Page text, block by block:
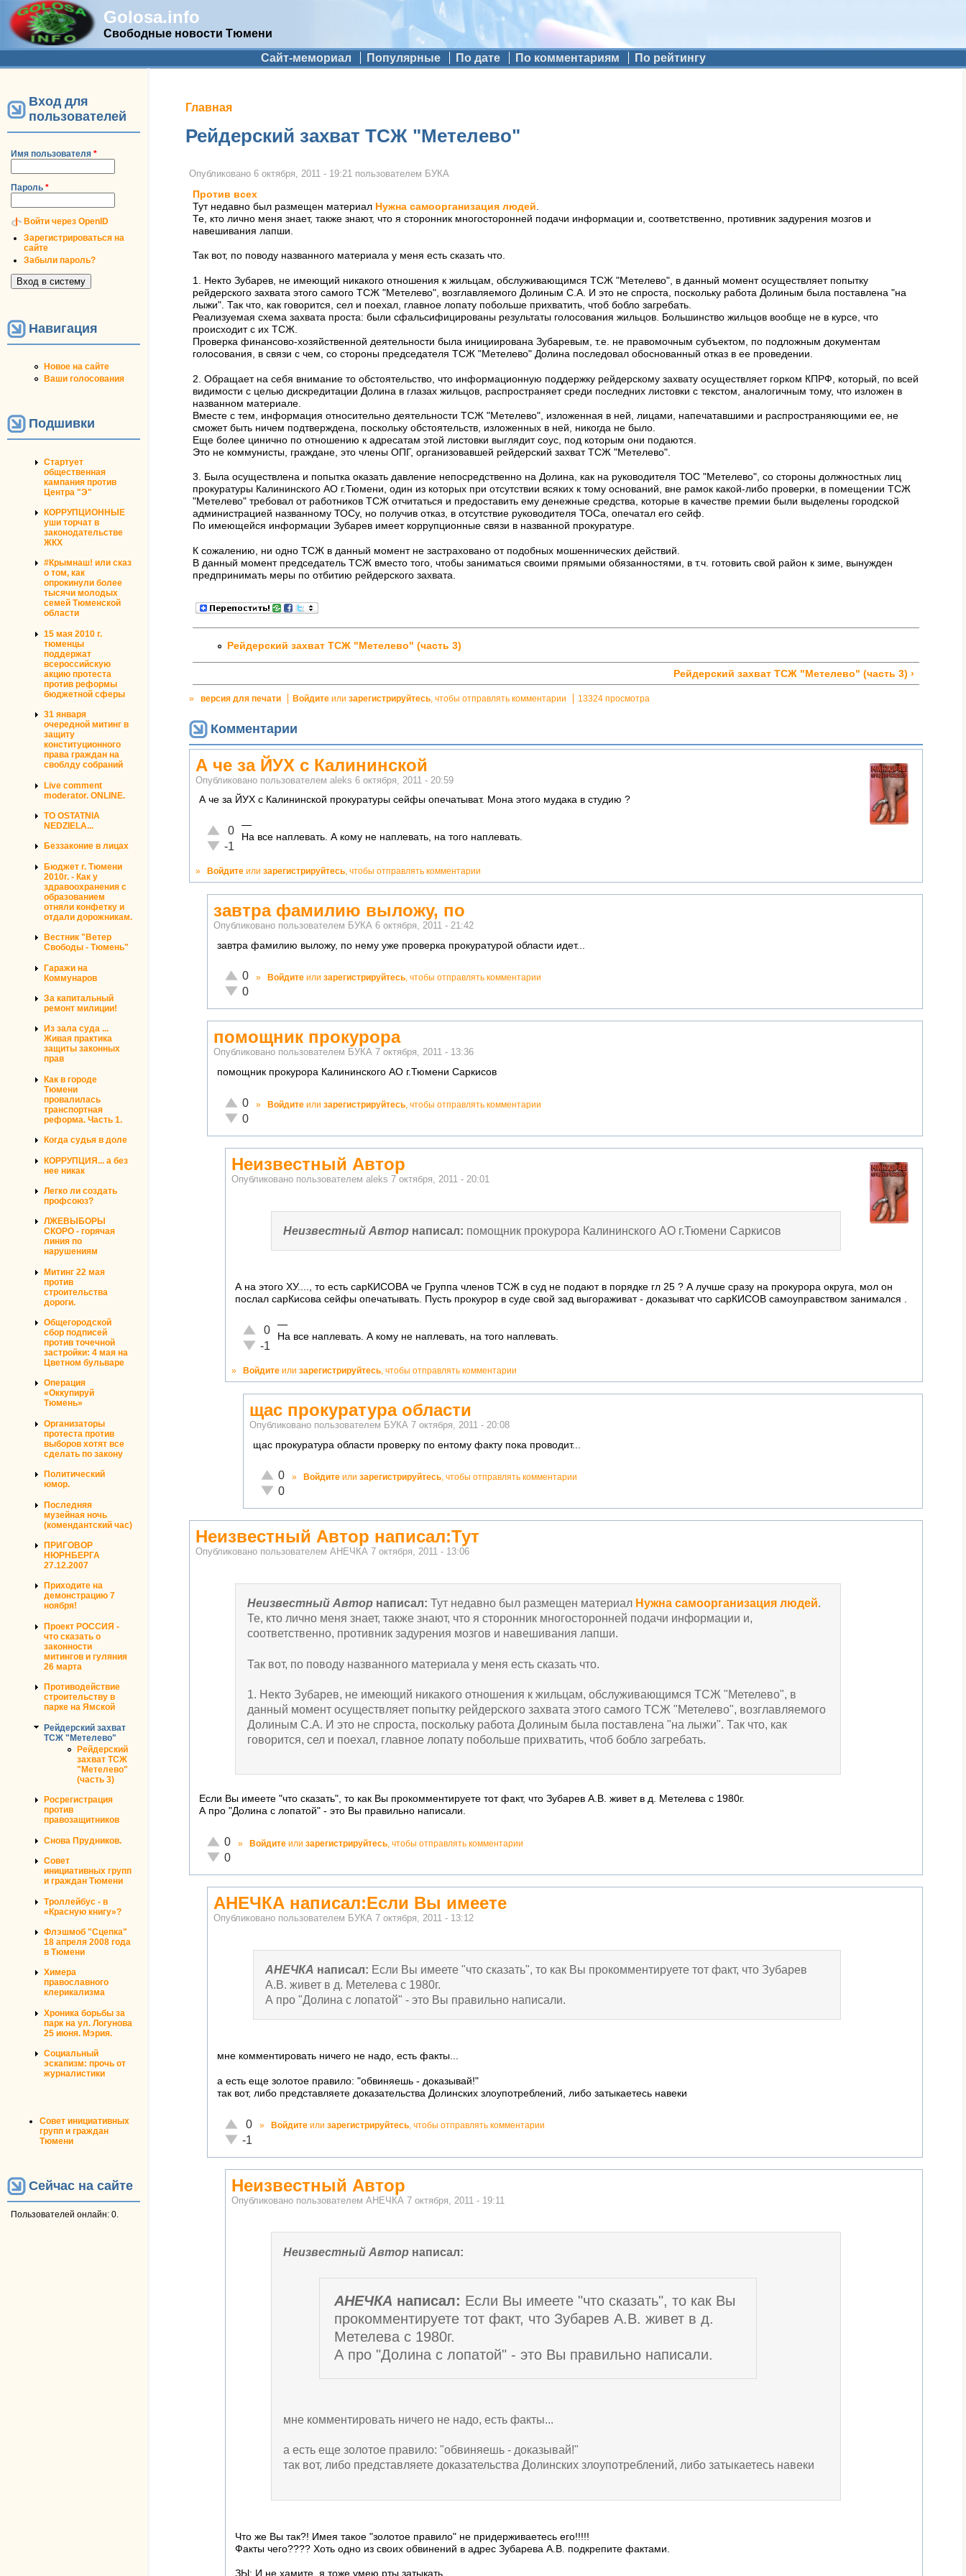
Golosa.info
Свободные новости Тюмени
Дополнительное меню Сайт-мемориал Популярные По дате По комментариям По рейтингу
Вход для
пользователей
Имя пользователя *
Пароль *
Войти через OpenID
Зарегистрироваться на
сайте
Забыли пароль?
Навигация
Новое на сайте
Ваши голосования
Подшивки
Стартует
общественная
кампания против
Центра "Э"
КОРРУПЦИОННЫЕ
уши торчат в
законодательстве
ЖКХ
#Крымнаш! или сказ
о том, как
опрокинули более
тысячи молодых
семей Тюменской
области
15 мая 2010 г.
тюменцы
поддержат
всероссийскую
акцию протеста
против реформы
бюджетной сферы
31 января
очередной митинг в
защиту
конституционного
права граждан на
своблду собраний
Live comment
moderator. ONLINE.
TO OSTATNIA
NEDZIELA...
Беззаконие в лицах
Бюджет г. Тюмени
2010г. - Как у
здравоохранения с
образованием
отняли конфетку и
отдали дорожникам.
Вестник "Ветер
Свободы - Тюмень"
Гаражи на
Коммунаров
За капитальный
ремонт милиции!
Из зала суда ...
Живая практика
защиты законных
прав
Как в городе
Тюмени
провалилась
транспортная
реформа. Часть 1.
Когда судья в доле
КОРРУПЦИЯ... а без
нее никак
Легко ли создать
профсоюз?
ЛЖЕВЫБОРЫ
СКОРО - горячая
линия по
нарушениям
Митинг 22 мая
против
строительства
дороги.
Общегородской
сбор подписей
против точечной
застройки: 4 мая на
Цветном бульваре
Операция
«Оккупируй
Тюмень»
Организаторы
протеста против
выборов хотят все
сделать по закону
Политический
юмор.
Последняя
музейная ночь
(комендантский час)
ПРИГОВОР
НЮРНБЕРГА
27.12.2007
Приходите на
демонстрацию 7
ноября!
Проект РОССИЯ -
что сказать о
законности
митингов и гуляния
26 марта
Противодействие
строительству в
парке на Ямской
Рейдерский захват
ТСЖ "Метелево"
Рейдерский
захват ТСЖ
"Метелево"
(часть 3)
Росрегистрация
против
правозащитников
Снова Прудников.
Совет
инициативных групп
и граждан Тюмени
Троллейбус - в
«Красную книгу»?
Флэшмоб "Сцепка"
18 апреля 2008 года
в Тюмени
Химера
православного
клерикализма
Хроника борьбы за
парк на ул. Логунова
25 июня. Мэрия.
Социальный
эскапизм: прочь от
журналистики
Совет инициативных
групп и граждан
Тюмени
Сейчас на сайте
Пользователей онлайн: 0.
Вы здесь
Главная
Рейдерский захват ТСЖ "Метелево"
Опубликовано 6 октября, 2011 - 19:21 пользователем БУКА
Против всех
Тут недавно был размещен материал Нужна самоорганизация людей
Те, кто лично меня знает, также знают, что я сторонник многосторонней подачи информации и, соответственно, противник задурения мозгов и
навешивания лапши.
Так вот, по поводу названного материала у меня есть сказать что.
1. Некто Зубарев, не имеющий никакого отношения к жильцам, обслуживающимся ТСЖ "Метелево", в данный момент осуществляет попытку
рейдерского захвата этого самого ТСЖ "Метелево", возглавляемого Долиным С.А. И это не спроста, поскольку работа Долиным была поставлена "на
лыжи". Так что, как говорится, сел и поехал, главное лопату побольше прихватить, чтоб бобло загребать.
Реализуемая схема захвата проста: были сфальсифицированы результаты голосования жильцов. Большинство жильцов вообще не в курсе, что
происходит с их ТСЖ.
Проверка финансово-хозяйственной деятельности была инициирована Зубаревым, т.е. не правомочным субъектом, по подложным документам
голосования, в связи с чем, со стороны председателя ТСЖ "Метелево" Долина последовал обоснованный отказ в ее проведении.
2. Обращает на себя внимание то обстоятельство, что информационную поддержку рейдерскому захвату осуществляет горком КПРФ, который, по всей
видимости с целью дискредитации Долина в глазах жильцов, распространяет среди последних листовки с текстом, аналогичным тому, что изложен в
названном материале.
Вместе с тем, информация относительно деятельности ТСЖ "Метелево", изложенная в ней, лицами, напечатавшими и распространяющими ее, не
сможет быть ничем подтверждена, поскольку обстоятельств, изложенных в ней, никогда не было.
Еще более цинично по отношению к адресатам этой листовки выглядит соус, под которым они подаются.
Это не коммунисты, граждане, это члены ОПГ, организовавшей рейдерский захват ТСЖ "Метелево".
3. Была осуществлена и попытка оказать давление непосредственно на Долина, как на руководителя ТОС "Метелево", со стороны должностных лиц
прокуратуры Калининского АО г.Тюмени, один из которых при отсутствии всяких к тому оснований, вне рамок какой-либо проверки, в помещении ТСЖ
"Метелево" требовал от работников ТСЖ отчитаться и предоставить ему денежные средства, которые в качестве премии были выделены городской
администрацией названному ТОСу, но получив отказ, в отсутствие руководителя ТОСа, опечатал его сейф.
По имеющейся информации Зубарев имеет коррупционные связи в названной прокуратуре.
К сожалению, ни одно ТСЖ в данный момент не застраховано от подобных мошеннических действий.
В данный момент председатель ТСЖ вместо того, чтобы заниматься своими прямыми обязанностями, в т.ч. готовить свой район к зиме, вынужден
предпринимать меры по отбитию рейдерского захвата.
Рейдерский захват ТСЖ "Метелево" (часть 3)
Рейдерский захват ТСЖ "Метелево" (часть 3) ›
» версия для печати Войдите или зарегистрируйтесь, чтобы отправлять комментарии 13324 просмотра
Комментарии
А че за ЙУХ с Калининской
Опубликовано пользователем aleks 6 октября, 2011 - 20:59
А че за ЙУХ с Калининской прокуратуры сейфы опечатыват. Мона этого мудака в студию ?
Отлично!
0
Неадекватно!
-1
—
На все наплевать. А кому не наплевать, на того наплевать.
» Войдите или зарегистрируйтесь, чтобы отправлять комментарии
завтра фамилию выложу, по
Опубликовано пользователем БУКА 6 октября, 2011 - 21:42
завтра фамилию выложу, по нему уже проверка прокуратурой области идет...
Отлично!
0
Неадекватно!
0
» Войдите или зарегистрируйтесь, чтобы отправлять комментарии
помощник прокурора
Опубликовано пользователем БУКА 7 октября, 2011 - 13:36
помощник прокурора Калининского АО г.Тюмени Саркисов
Отлично!
0
Неадекватно!
0
» Войдите или зарегистрируйтесь , чтобы отправлять комментарии
Неизвестный Автор
Опубликовано пользователем aleks 7 октября, 2011 - 20:01
Неизвестный Автор написал: помощник прокурора Калининского АО г.Тюмени Саркисов
А на этого ХУ...., то есть сарКИСОВА че Группа членов ТСЖ в суд не подают в порядке гл 25 ? А лучше сразу на прокурора округа, мол он
послал сарКисова сейфы опечатывать. Пусть прокурор в суде свой зад выгораживат - доказыват что сарКИСОВ самоуправством занимался .
Отлично!
0
Неадекватно!
-1
—
На все наплевать. А кому не наплевать, на того наплевать.
» Войдите или зарегистрируйтесь , чтобы отправлять комментарии
щас прокуратура области
Опубликовано пользователем БУКА 7 октября, 2011 - 20:08
щас прокуратура области проверку по ентому факту пока проводит...
Отлично!
0
Неадекватно!
0
» Войдите или зарегистрируйтесь, чтобы отправлять комментарии
Неизвестный Автор написал:Тут
Опубликовано пользователем АНЕЧКА 7 октября, 2011 - 13:06
Неизвестный Автор написал:Тут недавно был размещен материал Нужна самоорганизация людей.
Те, кто лично меня знает, также знают, что я сторонник многосторонней подачи информации и,
соответственно, противник задурения мозгов и навешивания лапши.
Так вот, по поводу названного материала у меня есть сказать что.
1. Некто Зубарев, не имеющий никакого отношения к жильцам, обслуживающимся ТСЖ "Метелево", в
данный момент осуществляет попытку рейдерского захвата этого самого ТСЖ "Метелево", возглавляемого
Долиным С.А. И это не спроста, поскольку работа Долиным была поставлена "на лыжи". Так что, как
говорится, сел и поехал, главное лопату побольше прихватить, чтоб бобло загребать.
Если Вы имеете "что сказать", то как Вы прокомментируете тот факт, что Зубарев А.В. живет в д. Метелева с 1980г.
А про "Долина с лопатой" - это Вы правильно написали.
Отлично!
0
Неадекватно!
0
» Войдите или зарегистрируйтесь , чтобы отправлять комментарии
АНЕЧКА написал:Если Вы имеете
Опубликовано пользователем БУКА 7 октября, 2011 - 13:12
АНЕЧКА написал: Если Вы имеете "что сказать", то как Вы прокомментируете тот факт, что Зубарев
А.В. живет в д. Метелева с 1980г.
А про "Долина с лопатой" - это Вы правильно написали.
мне комментировать ничего не надо, есть факты...
а есть еще золотое правило: "обвиняешь - доказывай!"
так вот, либо представляете доказательства Долинских злоупотреблений, либо затыкаетесь навеки
Отлично!
0
Неадекватно!
-1
» Войдите или зарегистрируйтесь, чтобы отправлять комментарии
Неизвестный Автор
Опубликовано пользователем АНЕЧКА 7 октября, 2011 - 19:11
Неизвестный Автор написал:
АНЕЧКА написал: Если Вы имеете "что сказать", то как Вы
прокомментируете тот факт, что Зубарев А.В. живет в д.
Метелева с 1980г.
А про "Долина с лопатой" - это Вы правильно написали.
мне комментировать ничего не надо, есть факты...
а есть еще золотое правило: "обвиняешь - доказывай!"
так вот, либо представляете доказательства Долинских злоупотреблений, либо затыкаетесь навеки
Что же Вы так?! Имея такое "золотое правило" не придерживаетесь его!!!!!
Факты чего???? Хоть одно из своих обвинений в адрес Зубарева А.В. подкрепите фактами.
ЗЫ: И не хамите, я тоже умею рты затыкать.